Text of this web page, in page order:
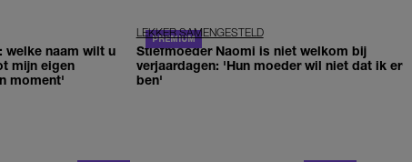
welke naam wilt u
mijn eigen
moment'
LEKKER SAMENGESTELD
Stiefmoeder Naomi is niet welkom bij
verjaardagen: 'Hun moeder wil niet dat ik er
ben'